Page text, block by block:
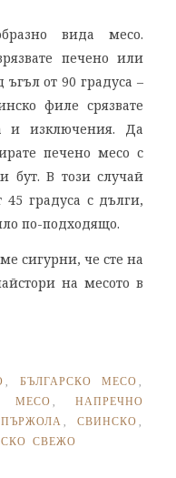
вида месо.
печено или
от 90 градуса –
филе срязвате
и изключения. Да
печено месо с
бут. В този случай
45 градуса с дълги,
по-подходящо.
сигурни, че сте на
на месото в
БЪЛГАРСКО МЕСО
МЕСО ,НАПРЕЧНО
ПЪРЖОЛА ,СВИНСКО
СВЕЖО